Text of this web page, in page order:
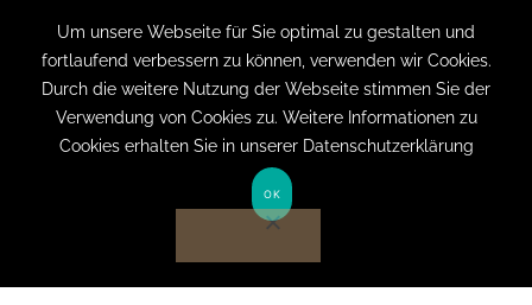
+49 (0) 151 19079060 info@privatpraxis-
bertram.de
Anmelden auf Website
Um unsere Webseite für Sie optimal zu gestalten und
fortlaufend verbessern zu können, verwenden wir Cookies.
Durch die weitere Nutzung der Webseite stimmen Sie der
Verwendung von Cookies zu. Weitere Informationen zu
Cookies erhalten Sie in unserer Datenschutzerklärung
OK